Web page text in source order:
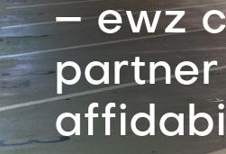
– ewz
partner